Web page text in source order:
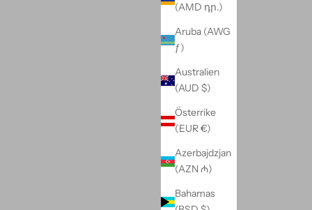
(AMD դր.)
Aruba (AWG
ƒ)
Australien
(AUD $)
Österrike
(EUR €)
Azerbajdzjan
(AZN ₼)
Bahamas